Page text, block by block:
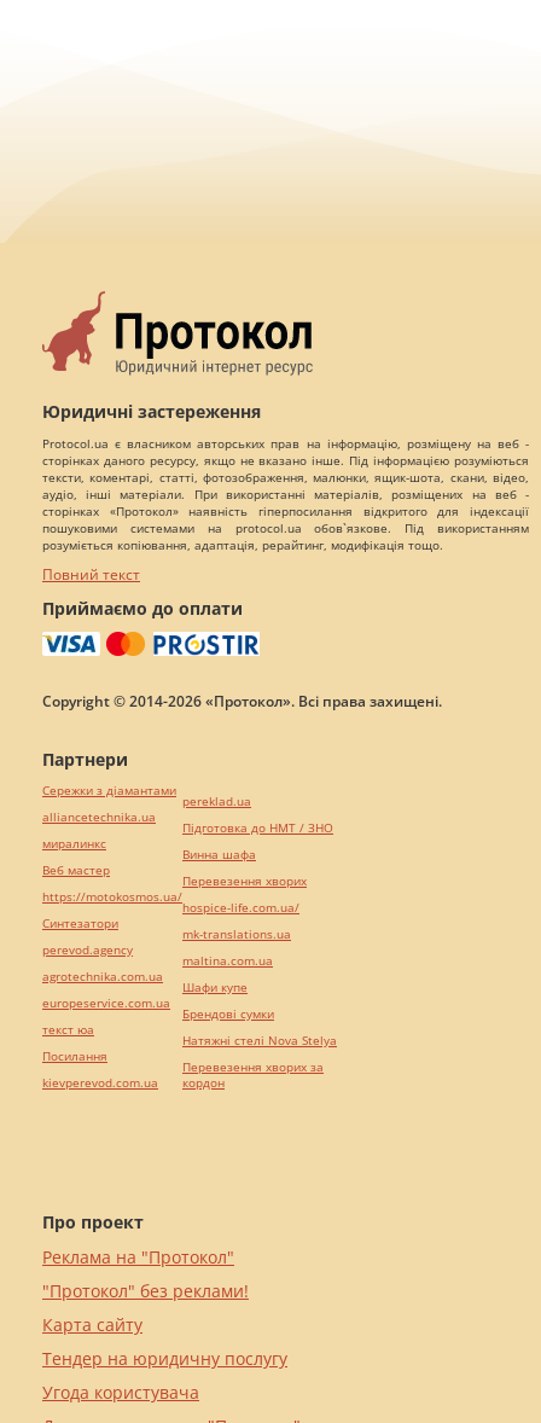
Юридичні застереження
Protocol.ua є власником авторських прав на інформацію, розміщену на веб -
сторінках даного ресурсу, якщо не вказано інше. Під інформацією розуміються
тексти, коментарі, статті, фотозображення, малюнки, ящик-шота, скани, відео,
аудіо, інші матеріали. При використанні матеріалів, розміщених на веб -
сторінках «Протокол» наявність гіперпосилання відкритого для індексації
пошуковими системами на protocol.ua обов`язкове. Під використанням
розуміється копіювання, адаптація, рерайтинг, модифікація тощо.
Повний текст
Приймаємо до оплати
Copyright © 2014-2026 «Протокол». Всі права захищені.
Про проект
Реклама на "Протокол"
"Протокол" без реклами!
Карта сайту
Тендер на юридичну послугу
Угода користувача
Партнери
Сережки з діамантами
alliancetechnika.ua
миралинкс
Веб мастер
https://motokosmos.ua/
Синтезатори
perevod.agency
agrotechnika.com.ua
europeservice.com.ua
текст юа
Посилання
kievperevod.com.ua
pereklad.ua
Підготовка до НМТ / ЗНО
Винна шафа
Перевезення хворих
hospice-life.com.ua/
mk-translations.ua
maltina.com.ua
Шафи купе
Брендові сумки
Натяжні стелі Nova Stelya
Перевезення хворих за
кордон